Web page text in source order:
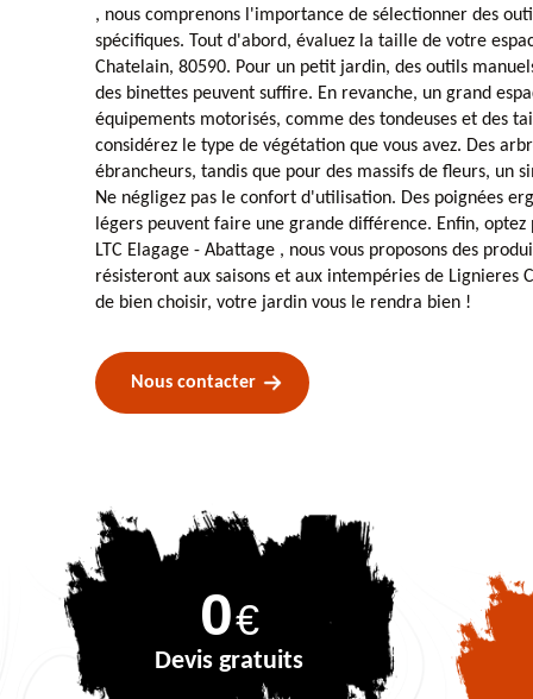
, nous comprenons l'importance de sélectionner des
spécifiques. Tout d'abord, évaluez la taille de votre
Chatelain, 80590. Pour un petit jardin, des outils
des binettes peuvent suffire. En revanche, un grand
équipements motorisés, comme des tondeuses et des
considérez le type de végétation que vous avez. Des
ébrancheurs, tandis que pour des massifs de fleurs, un
Ne négligez pas le confort d'utilisation. Des poignées
légers peuvent faire une grande différence. Enfin,
LTC Elagage - Abattage , nous vous proposons des
résisteront aux saisons et aux intempéries de Lignieres
de bien choisir, votre jardin vous le rendra bien !
Nous contacter
0€
Devis gratuits